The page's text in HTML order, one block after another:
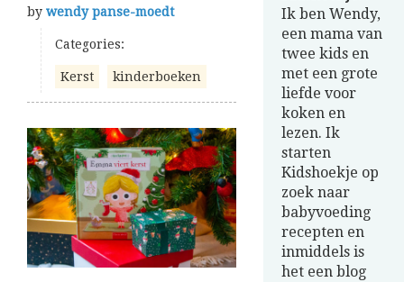
by wendy panse-moedt
Categories:
Kerst kinderboeken
Ik ben Wendy,
een mama van
twee kids en
met een grote
liefde voor
koken en
lezen. Ik
starten
Kidshoekje op
zoek naar
babyvoeding
recepten en
inmiddels is
het een blog